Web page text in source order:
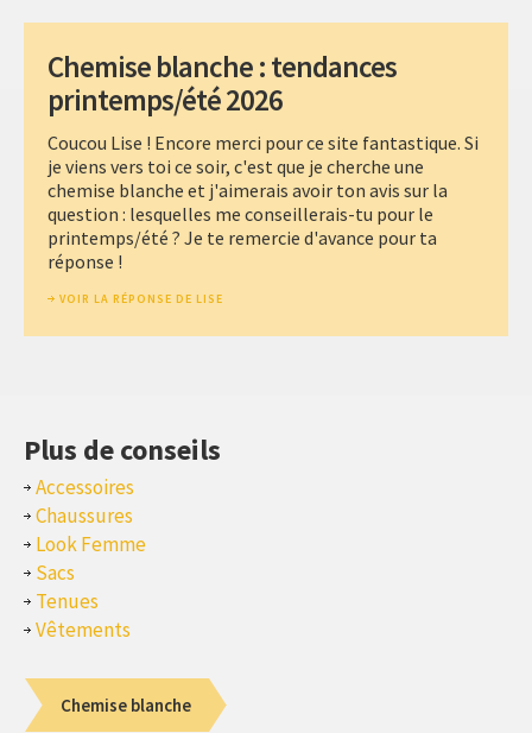
Chemise blanche : tendances
printemps/été 2026
Coucou Lise ! Encore merci pour ce site fantastique. Si
je viens vers toi ce soir, c'est que je cherche une
chemise blanche et j'aimerais avoir ton avis sur la
question : lesquelles me conseillerais-tu pour le
printemps/été ? Je te remercie d'avance pour ta
réponse !
VOIR LA RÉPONSE DE LISE
Plus de conseils
Accessoires
Chaussures
Look Femme
Sacs
Tenues
Vêtements
Chemise blanche